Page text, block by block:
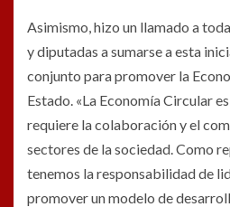
Asimismo, hizo un llamado a
y diputadas a sumarse a esta
conjunto para promover la
Estado. «La Economía Circular
requiere la colaboración y el
sectores de la sociedad. Como
tenemos la responsabilidad de
promover un modelo de